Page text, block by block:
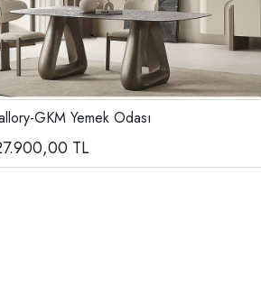
GKM Yemek Odası
TL